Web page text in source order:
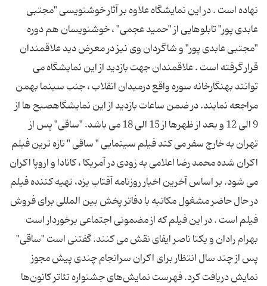
نهاده است . در این نمایشگاه علاوه بر آثار خوشنویسی "مجتبی
عابدی پور" تابلوهایی از "حمید عجمی" ، خوشنویسان هم دوره
"مجتبی عابدی پور" و شاگردان وی نیز در معرض دید علاقمندان
قرار گرفته است . علاقمندان جهت بازدید از این نمایشگاه می
توانند بهنگارخانه سوره واقع درمیدان انقلاب ، جنب سینما بهمن
مراجعه نمایند. در ضمن ساعات بازدید از این نمایشگاهصبح ها از
9 الی 12 و بعد از ظهرها از 15 الی 18 می باشد. "ساقی" پس از
تهران به خارج سفر می کند فیلم سینمایی " ساقی " تازه ترین فیلم
اکران شده محمد رضا اعلامی به زودی در آمریکا ، کانادا و اروپا اکران
می شود. بر اساس آخرین اخبار روزنامه آفتاب یزد، تهیه کننده فیلم
در حال حاضر مشغول مکاتبه با دفاتر پخش بین المللی برای فروش
فیلم است . در این فیلم که از مضمونی اجتماعی برخوردار است
بهرام رادان و یکتا ناصر ایفای نقش می کنند. گفتنی است "ساقی"
پس از چند سال انتظار برای اکران سرانجام چندی پیش مجوز
نمایش دریافت کرد. فهرست نمایش‌های جشنواره تئاتر كانون‌ها